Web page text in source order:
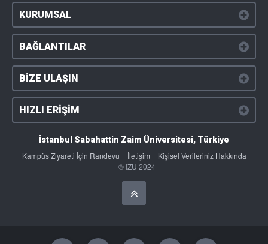
KURUMSAL
BAĞLANTILAR
BİZE ULAŞIN
HIZLI ERİŞİM
İstanbul Sabahattin Zaim Üniversitesi, Türkiye
Kampüs Ziyareti İçin Randevu İletişim
Kişisel Verileriniz Hakkında
© IZU 2024
Başa Dön